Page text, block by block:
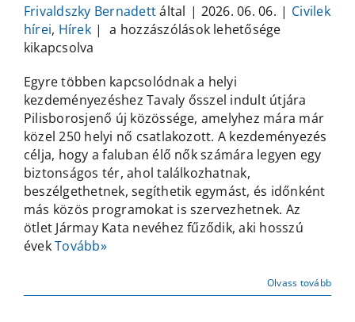
Frivaldszky Bernadettáltal | 2026. 06. 06. | Civilek
hírei, Hírek | Több
éve
épül
a
Pilisborosjenői
Női
Közösség
–
írás
a
Pilisborosjenői
a hozzászólások lehetősége
kikapcsolva
Egyre többen kapcsolódnak a helyi
kezdeményezéshez Tavaly ősszel indult útjára
Pilisborosjenő új közössége, amelyhez mára már
közel 250 helyi nő csatlakozott. A kezdeményezés
célja, hogy a faluban élő nők számára legyen egy
biztonságos tér, ahol találkozhatnak,
beszélgethetnek, segíthetik egymást, és időnként
más közös programokat is szervezhetnek. Az
ötlet Jármay Kata nevéhez fűződik, aki hosszú
évekTovább»
Olvass tovább